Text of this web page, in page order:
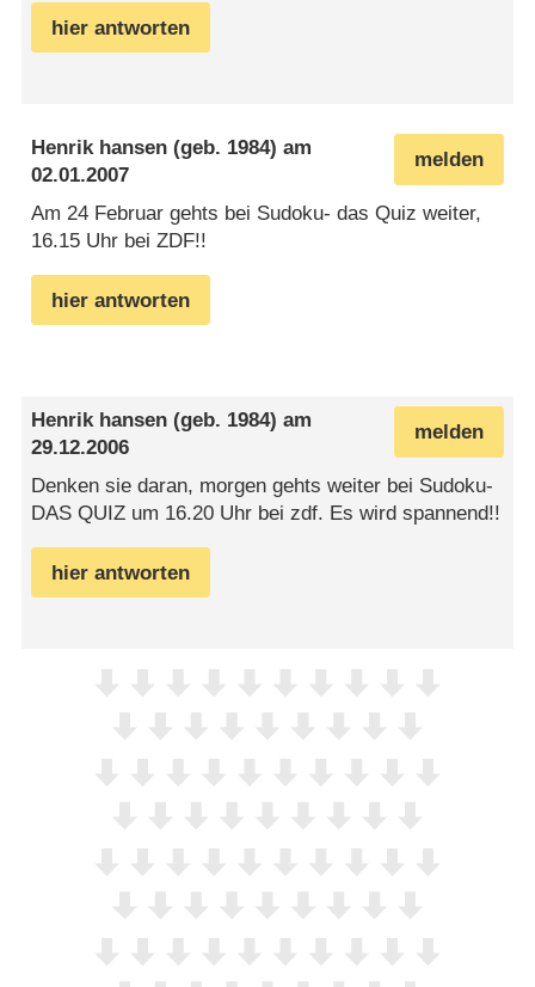
hier antworten
melden
Henrik hansen (geb. 1984) am
02.01.2007
Am 24 Februar gehts bei Sudoku- das Quiz weiter,
16.15 Uhr bei ZDF!!
hier antworten
melden
Henrik hansen (geb. 1984) am
29.12.2006
Denken sie daran, morgen gehts weiter bei Sudoku-
DAS QUIZ um 16.20 Uhr bei zdf. Es wird spannend!!
hier antworten